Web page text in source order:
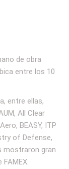
de obra
entre los 10
entre ellas,
All Clear
BEASY, ITP
of Defense,
mostraron gran